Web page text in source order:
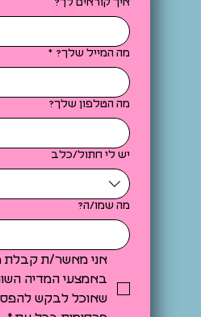
מה המייל שלך? *
מה הטלפון שלך?
יש לי חתול/כלב
מה שמו/ה?